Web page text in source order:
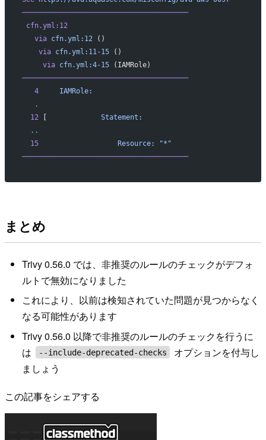
────────────────────────────────────────
cfn.yml:12
   via
cfn.yml:12 ()
    via
cfn.yml:11-15 ()
     via
cfn.yml:4-15 (IAMRole)
────────────────────────────────────────
   4
     IAMRole:
   .
  12
[ Statement:
  ..
  15
                   Resource:
"*"
────────────────────────────────────────
まとめ
Trivy 0.56.0 では、非推奨のルールのチェックがデフォ
ルトで無効になりました
これにより、以前は検知されていた問題が見つからなく
なる可能性があります
Trivy 0.56.0 以降で非推奨のルールのチェックを行うに
は
--include-deprecated-checks
オプションを付与し
ましょう
この記事をシェアする